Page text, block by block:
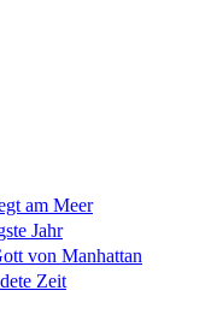
am Meer
Jahr
von Manhattan
Zeit